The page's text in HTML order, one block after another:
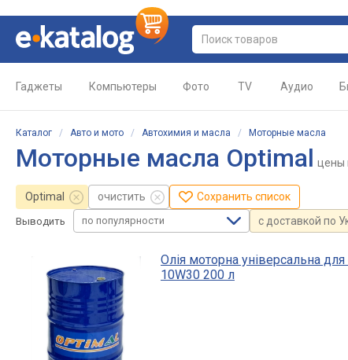
Гаджеты Компьютеры Фото TV Аудио
Каталог / Авто и мото / Автохимия и масла / Моторные масла
Моторные масла Optimal цены
Optimal очистить Сохранить список
Выводить по популярности с доставкой по
Олія моторна універсальна для
10W30 200 л